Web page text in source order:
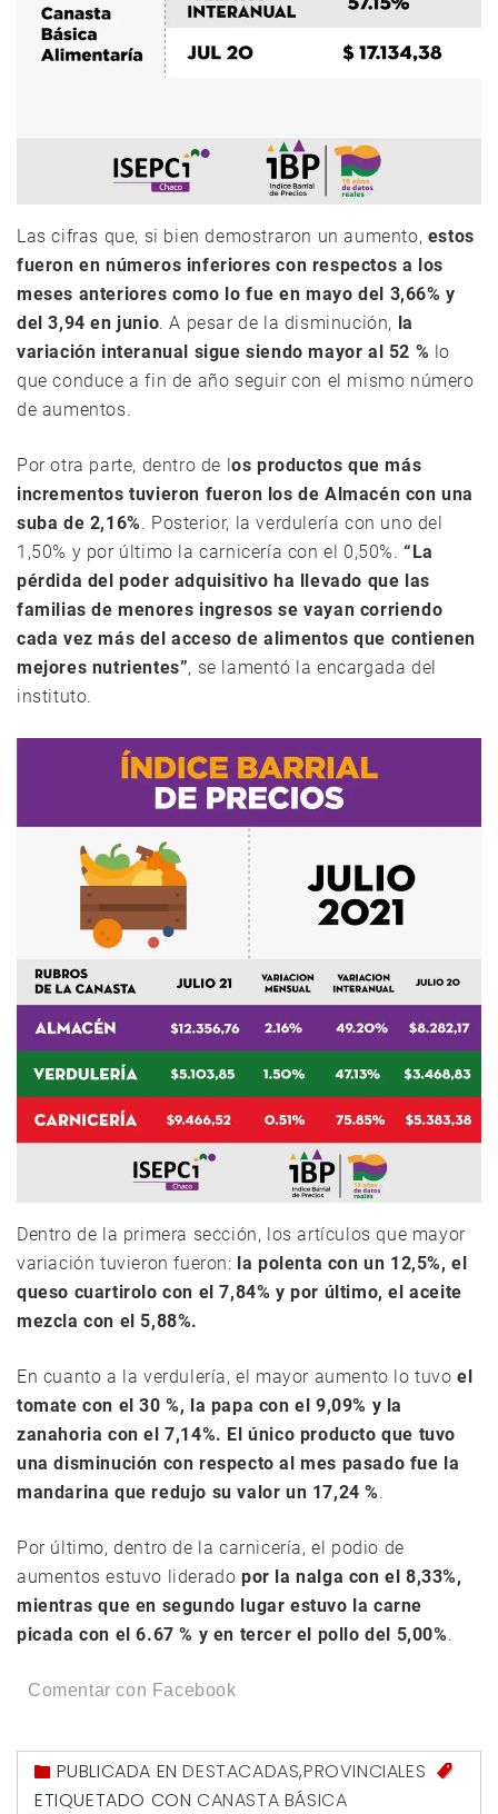
Las cifras que, si bien demostraron un aumento, estos
fueron en números inferiores con respectos a los
meses anteriores como lo fue en mayo del 3,66% y
del 3,94 en junio. A pesar de la disminución, la
variación interanual sigue siendo mayor al 52 % lo
que conduce a fin de año seguir con el mismo número
de aumentos.
Por otra parte, dentro de los productos que más
incrementos tuvieron fueron los de Almacén con una
suba de 2,16%. Posterior, la verdulería con uno del
1,50% y por último la carnicería con el 0,50%.“La
pérdida del poder adquisitivo ha llevado que las
familias de menores ingresos se vayan corriendo
cada vez más del acceso de alimentos que contienen
mejores nutrientes”, se lamentó la encargada del
instituto.
Dentro de la primera sección, los artículos que mayor
variación tuvieron fueron: la polenta con un 12,5%, el
queso cuartirolo con el 7,84% y por último, el aceite
mezcla con el 5,88%.
En cuanto a la verdulería, el mayor aumento lo tuvoel
tomate con el 30 %, la papa con el 9,09% y la
zanahoria con el 7,14%. El único producto que tuvo
una disminución con respecto al mes pasado fue la
mandarina que redujo su valor un 17,24 %.
Por último, dentro de la carnicería, el podio de
aumentos estuvo lideradopor la nalga con el 8,33%,
mientras que en segundo lugar estuvo la carne
picada con el 6.67 % y en tercer el pollo del 5,00%.
Comentar con Facebook
PUBLICADA ENDESTACADAS,PROVINCIALES
ETIQUETADO CON CANASTA BÁSICA